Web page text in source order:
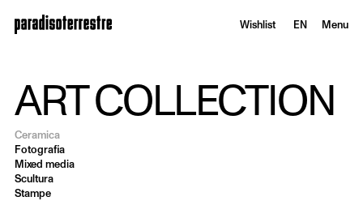
Wishlist EN Menu
ART COLLECTION
Ceramica
Fotografia
Mixed media
Scultura
Stampe